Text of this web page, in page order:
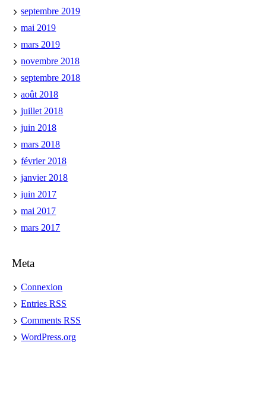
septembre 2019
mai 2019
mars 2019
novembre 2018
septembre 2018
août 2018
juillet 2018
juin 2018
mars 2018
février 2018
janvier 2018
juin 2017
mai 2017
mars 2017
Meta
Connexion
EntriesRSS
CommentsRSS
WordPress.org